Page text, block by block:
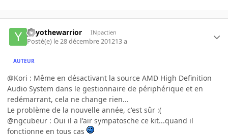
yoyothewarrior INpactien
Posté(e) le 28 décembre 201213 a
AUTEUR
@Kori : Même en désactivant la source AMD High Definition
Audio System dans le gestionnaire de périphérique et en
redémarrant, cela ne change rien...
Le problème de la nouvelle année, c'est sûr :(
@ngcubeur : Oui il a l'air sympatosche ce kit...quand il
fonctionne en tous cas